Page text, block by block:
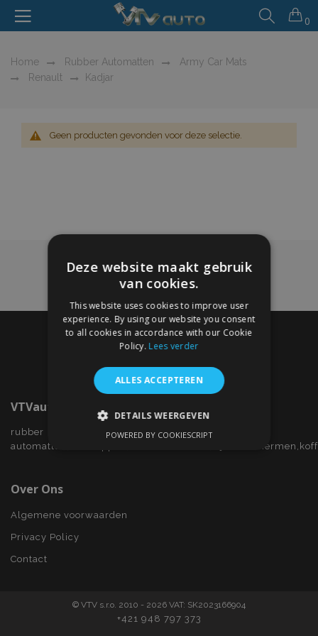
0
Home Rubber Automatten
Army Car Mats
Renault
Kadjar
Geen producten gevonden voor deze selectie.
VTVauto.nl
rubber
Over Ons
Algemene voorwaarden
Privacy Policy
Contact
© VTV s.r.o. 2010 - 2026 VAT: SK2023166904
+421 948 797 373
Deze website maakt gebruik
van cookies.
This website uses cookies to improve user
experience. By using our website you consent
to all cookies in accordance with our Cookie
Policy. Lees verder
ALLES ACCEPTEREN
DETAILS WEERGEVEN
Strictly necessary cookies allow core website
functionality such as user login and account
POWERED BY COOKIESCRIPT